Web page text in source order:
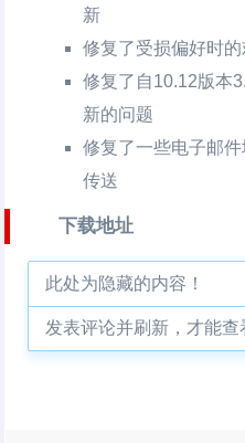
新
修复了受损偏好时
修复了自10.12版本
新的问题
修复了一些电子邮
传送
下载地址
此处为隐藏的内容！
发表评论并刷新，才能查